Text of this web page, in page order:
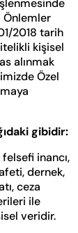
Önlemler
2018 tarih
kişisel
alınmak
Özel
gibidir:
inancı,
dernek,
ceza
ile
veridir.